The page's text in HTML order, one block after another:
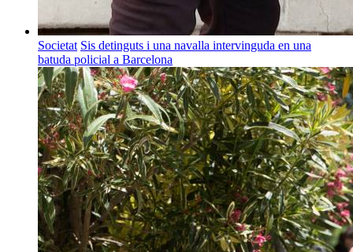
Societat Sis detinguts i una navalla intervinguda en una
batuda policial a Barcelona